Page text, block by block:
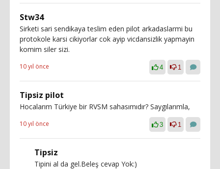
Stw34
Sirketi sari sendikaya teslim eden pilot arkadaslarmi bu
protokole karsi cikiyorlar cok ayip vicdansizlik yapmayin
komim siler sizi.
10 yıl önce 4 1
Tipsiz pilot
Hocalarım Türkiye bir RVSM sahasımıdır? Saygılarımla,
10 yıl önce 3 1
Tipsiz
Tipini al da gel.Beleş cevap Yok:)